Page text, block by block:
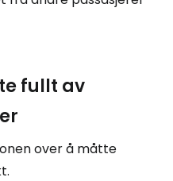
fullt av
over å måtte